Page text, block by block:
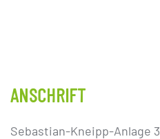
ANSCHRIFT
Sebastian-Kneipp-Anlage 3